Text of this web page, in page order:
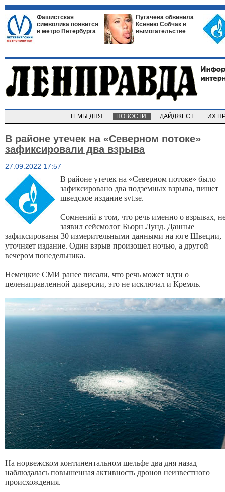
Фашистская
символика появится
в метро Петербурга
Пугачева обвинила
Ксению Собчак в
вымогательстве
ТЕМЫ ДНЯ НОВОСТИ ДАЙДЖЕСТ ИХ
В районе утечек на «Северном потоке»
зафиксировали два взрыва
27.09.2022 17:57
В районе утечек на «Северном потоке» было
зафиксировано два подземных взрыва, пишет
шведское издание svt.se.
Сомнений в том, что речь именно о взрывах,
заявил сейсмолог Бьорн Лунд. Данные
зафиксированы 30 измерительными данными на юге Швеции,
уточняет издание. Один взрыв произошел ночью, а другой —
вечером понедельника.
Немецкие СМИ ранее писали, что речь может идти о
целенаправленной диверсии, это не исключал и Кремль.
На норвежском континентальном шельфе два дня назад
наблюдалась повышенная активность дронов неизвестного
происхождения.